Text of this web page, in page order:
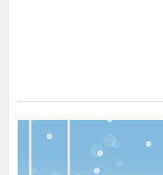
"Įžiebkime